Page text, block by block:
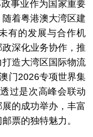
事业作为国家重要
着粤港澳大湾区建
有的发展与合作机
深化业务协作，推
造大湾区国际物流
门2026专项世界集
过是次高峰会联动
的成功举办，丰富
票的独特魅力。